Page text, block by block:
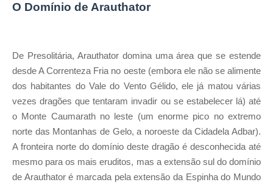
O Domínio de Arauthator
De Presolitária, Arauthator domina uma área que se estende
desde A Correnteza Fria no oeste (embora ele não se alimente
dos habitantes do Vale do Vento Gélido, ele já matou várias
vezes dragões que tentaram invadir ou se estabelecer lá) até
o Monte Caumarath no leste (um enorme pico no extremo
norte das Montanhas de Gelo, a noroeste da Cidadela Adbar).
A fronteira norte do domínio deste dragão é desconhecida até
mesmo para os mais eruditos, mas a extensão sul do domínio
de Arauthator é marcada pela extensão da Espinha do Mundo